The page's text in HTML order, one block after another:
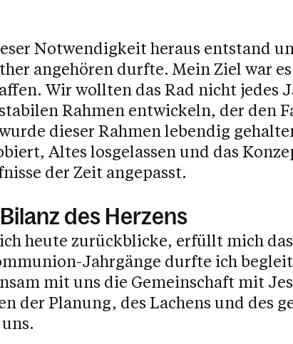
Notwendigkeit heraus entstand
angehören durfte. Mein Ziel war
Wir wollten das Rad nicht jedes
Rahmen entwickeln, der den
dieser Rahmen lebendig
Altes losgelassen und das
der Zeit angepasst.
des Herzens
heute zurückblicke, erfüllt mich
Jahrgänge durfte ich
mit uns die Gemeinschaft mit
der Planung, des Lachens und des